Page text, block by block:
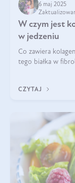
6 maj 2025
W czym jest
w jedzeniu
Co zawiera
tego białka w
CZYTAJ